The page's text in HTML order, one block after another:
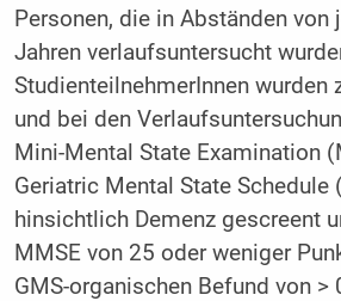
Personen, die in Abständen
Jahren verlaufsuntersucht
StudienteilnehmerInnen wurden
und bei den
Mini-Mental State Examination
Geriatric Mental State Schedule
hinsichtlich Demenz gescreent
MMSE von 25 oder weniger
GMS-organischen Befund von